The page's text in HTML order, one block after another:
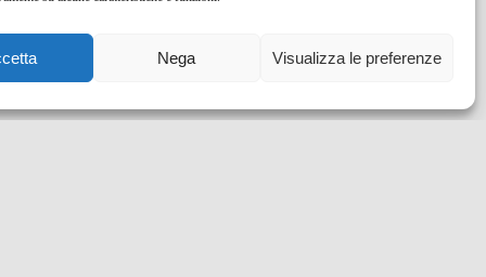
Nega Visualizza le preferenze